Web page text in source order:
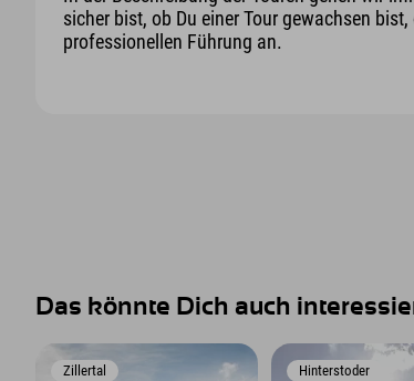
sicher bist, ob Du einer Tour gewachsen
professionellen Führung an.
Das könnte Dich auch
Zillertal Hinterstoder